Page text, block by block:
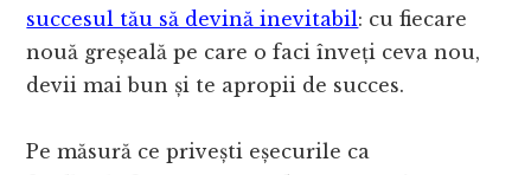
succesul tău să devină inevitabil: cu fiecare
nouă greșeală pe care o faci înveți ceva nou,
devii mai bun și te apropii de succes.
Pe măsură ce privești eșecurile ca